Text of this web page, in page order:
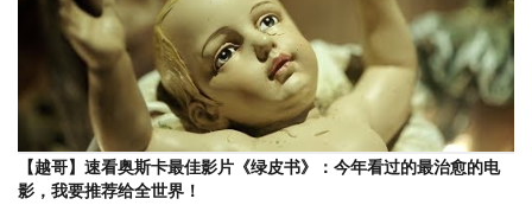
【越哥】速看奥斯卡最佳影片《绿皮书》：今年看过的最治愈的电
影，我要推荐给全世界！